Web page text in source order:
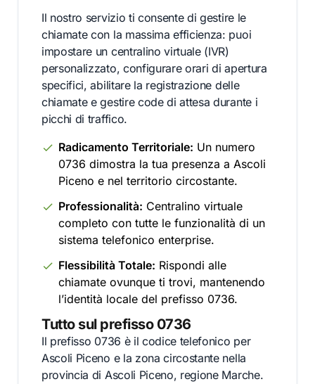
Il nostro servizio ti consente di gestire le
chiamate con la massima efficienza: puoi
impostare un centralino virtuale (IVR)
personalizzato, configurare orari di apertura
specifici, abilitare la registrazione delle
chiamate e gestire code di attesa durante i
picchi di traffico.
Radicamento Territoriale: Un numero
0736 dimostra la tua presenza a Ascoli
Piceno e nel territorio circostante.
Professionalità: Centralino virtuale
completo con tutte le funzionalità di un
sistema telefonico enterprise.
Flessibilità Totale: Rispondi alle
chiamate ovunque ti trovi, mantenendo
l’identità locale del prefisso 0736.
Tutto sul prefisso 0736
Il prefisso 0736 è il codice telefonico per
Ascoli Piceno e la zona circostante nella
provincia di Ascoli Piceno, regione Marche.